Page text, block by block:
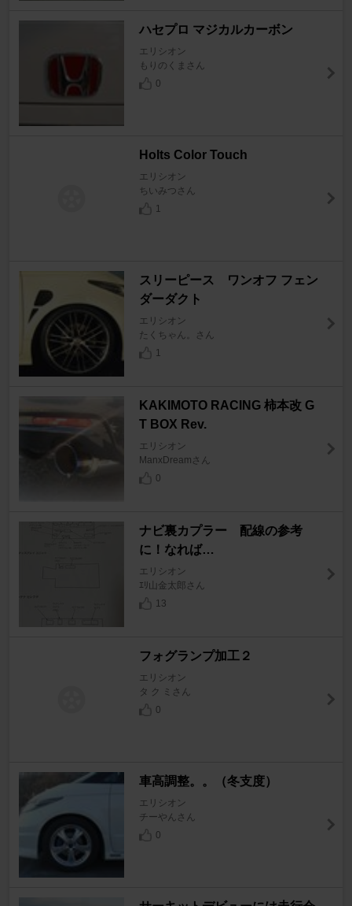
ハセプロ マジカルカーボン
エリシオン
もりのくまさん
0
Holts Color Touch
エリシオン
ちいみつさん
1
スリーピース ワンオフ フェン
ダーダクト
エリシオン
たくちゃん。さん
1
KAKIMOTO RACING 柿本改 G
T BOX Rev.
エリシオン
ManxDreamさん
0
ナビ裏カプラー 配線の参考
に！なれば…
エリシオン
ｴﾘ山金太郎さん
13
フォグランプ加工２
エリシオン
タ ク ミさん
0
車高調整。。（冬支度）
エリシオン
チーやんさん
0